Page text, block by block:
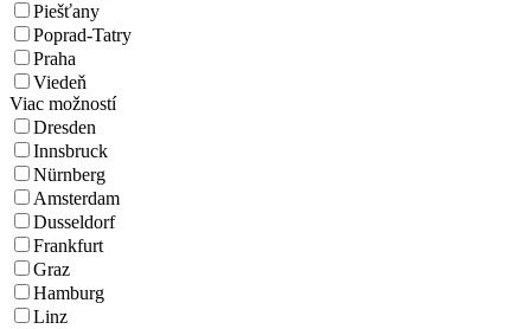
Piešťany
Poprad-Tatry
Praha
Viedeň
Viac možností
Dresden
Innsbruck
Nürnberg
Amsterdam
Dusseldorf
Frankfurt
Graz
Hamburg
Linz